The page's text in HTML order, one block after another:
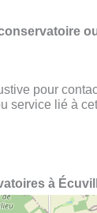
pour
service lié à
à